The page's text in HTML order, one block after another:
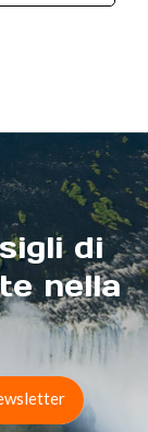
di
nella